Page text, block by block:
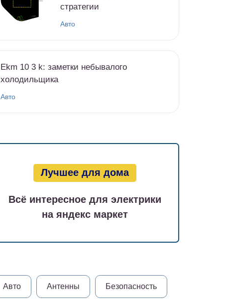
стратегии
Авто
Ekm 10 3 k: заметки небывалого
холодильщика
Авто
Лучшее для дома
Всё интересное для электрики
на яндекс маркет
Авто Антенны Безопасность